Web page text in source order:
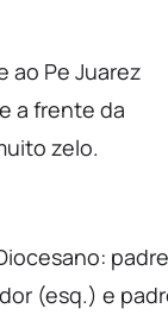
ao Pe Juarez
a frente da
zelo.